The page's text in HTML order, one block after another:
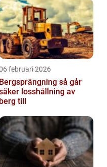
februari 2026
Bergsprängning så går
losshållning av
berg till